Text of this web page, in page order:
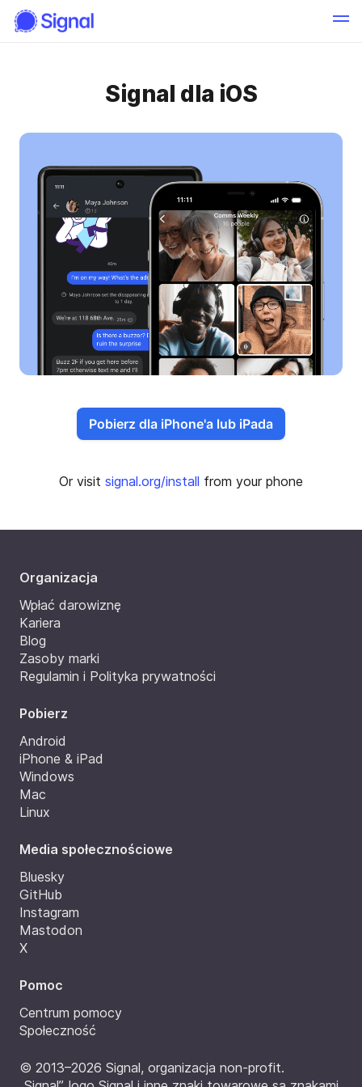
Signal dla iOS
Pobierz dla iPhone'a lub iPada
Or visit signal.org/install from your phone
Organizacja
Wpłać darowiznę
Kariera
Blog
Zasoby marki
Regulamin i Polityka prywatności
Pobierz
Android
iPhone & iPad
Windows
Mac
Linux
Media społecznościowe
Bluesky
GitHub
Instagram
Mastodon
X
Pomoc
Centrum pomocy
Społeczność
© 2013–2026 Signal, organizacja non-profit.